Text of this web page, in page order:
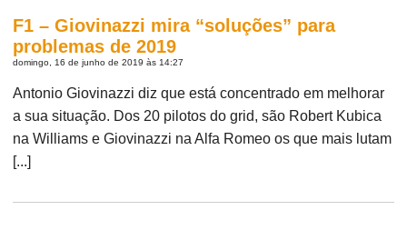
F1 – Giovinazzi mira “soluções” para
problemas de 2019
domingo, 16 de junho de 2019 às 14:27
Antonio Giovinazzi diz que está concentrado em melhorar
a sua situação. Dos 20 pilotos do grid, são Robert Kubica
na Williams e Giovinazzi na Alfa Romeo os que mais lutam
[...]